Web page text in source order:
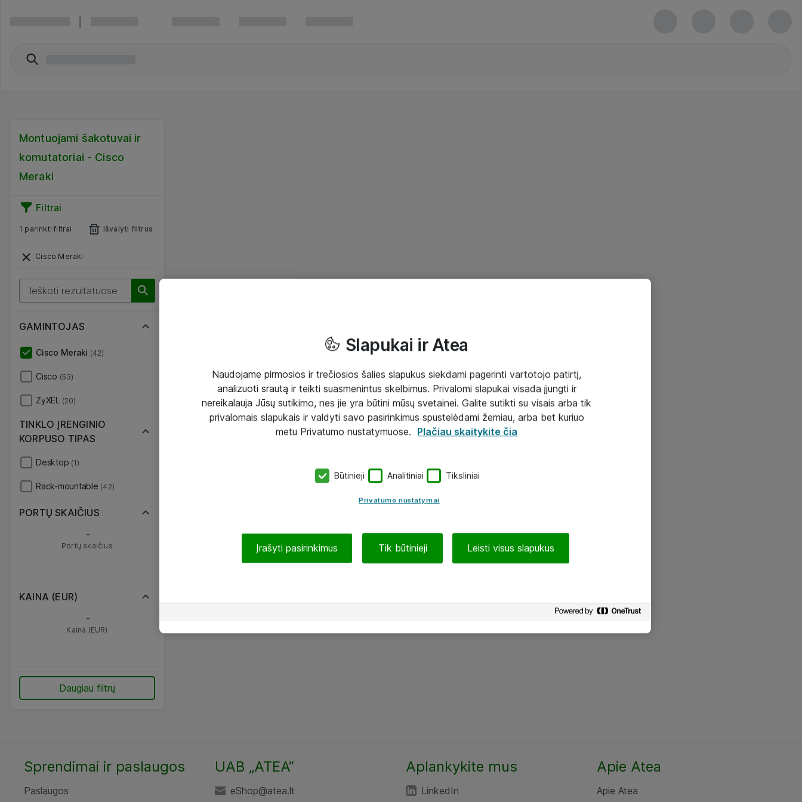
Montuojami šakotuvai ir
komutatoriai - Cisco
Meraki
Filtrai
1 parinkti filtrai Išvalyti filtrus
Cisco Meraki
GAMINTOJAS
Cisco Meraki (42)
Cisco (53)
ZyXEL (20)
TINKLO ĮRENGINIO
KORPUSO TIPAS
Desktop (1)
Rack-mountable (42)
PORTŲ SKAIČIUS
-
Portų skaičius
KAINA (EUR)
-
Kaina (EUR)
Daugiau filtrų
Sprendimai ir paslaugos
Paslaugos
UAB „ATEA“
eShop@atea.lt
Aplankykite mus
LinkedIn
Apie Atea
Apie Atea
Slapukai ir Atea
Naudojame pirmosios ir trečiosios šalies slapukus siekdami pagerinti vartotojo patirtį,
analizuoti srautą ir teikti suasmenintus skelbimus. Privalomi slapukai visada įjungti ir
nereikalauja Jūsų sutikimo, nes jie yra būtini mūsų svetainei. Galite sutikti su visais arba tik
privalomais slapukais ir valdyti savo pasirinkimus spustelėdami žemiau, arba bet kuriuo
metu Privatumo nustatymuose. Plačiau skaitykite čia
Būtinieji Analitiniai Tiksliniai
Privatumo nustatymai
Įrašyti pasirinkimus Tik būtinieji Leisti visus slapukus